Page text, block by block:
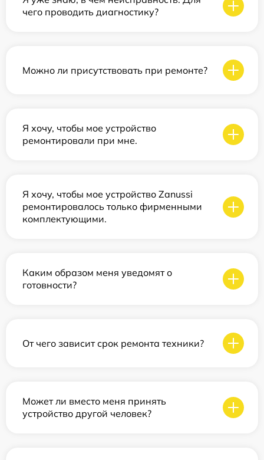
чего проводить диагностику?
Можно ли присутствовать при ремонте?
Я хочу, чтобы мое устройство
ремонтировали при мне.
Я хочу, чтобы мое устройство Zanussi
ремонтировалось только фирменными
комплектующими.
Каким образом меня уведомят о
готовности?
От чего зависит срок ремонта техники?
Может ли вместо меня принять
устройство другой человек?